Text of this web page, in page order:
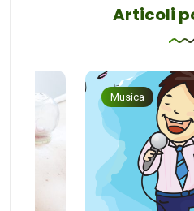
Articoli
Musica